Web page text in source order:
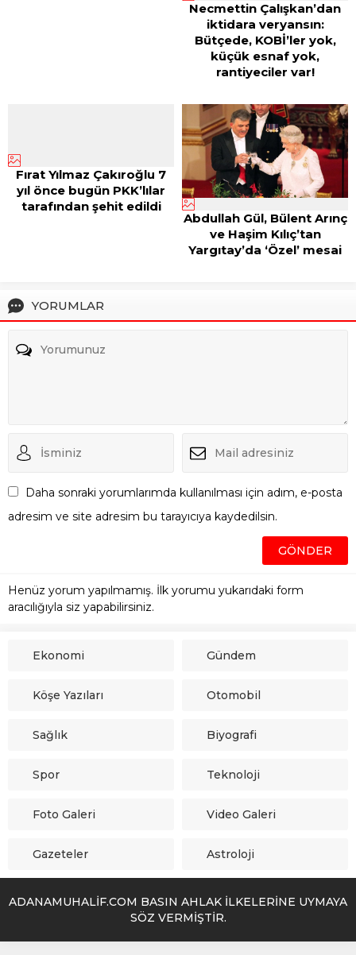
Necmettin Çalışkan’dan
iktidara veryansın:
Bütçede, KOBİ’ler yok,
küçük esnaf yok,
rantiyeciler var!
Fırat Yılmaz Çakıroğlu 7
yıl önce bugün PKK’lılar
tarafından şehit edildi
Abdullah Gül, Bülent Arınç
ve Haşim Kılıç’tan
Yargıtay’da ‘Özel’ mesai
YORUMLAR
Daha sonraki yorumlarımda kullanılması için adım, e-posta
adresim ve site adresim bu tarayıcıya kaydedilsin.
Henüz yorum yapılmamış. İlk yorumu yukarıdaki form
aracılığıyla siz yapabilirsiniz.
Ekonomi Gündem
Köşe Yazıları Otomobil
Sağlık Biyografi
Spor Teknoloji
Foto Galeri Video Galeri
Gazeteler Astroloji
ADANAMUHALİF.COM BASIN AHLAK İLKELERİNE UYMAYA
SÖZ VERMİŞTİR.